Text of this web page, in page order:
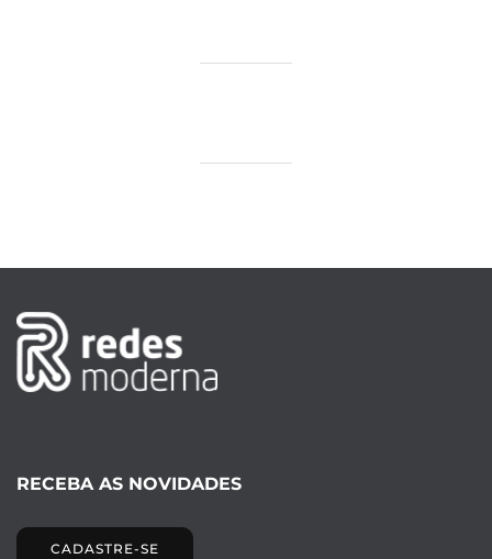
RECEBA AS NOVIDADES
CADASTRE-SE